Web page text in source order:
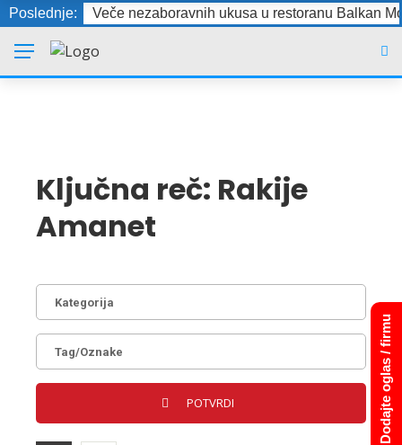
Poslednje: Veče nezaboravnih ukusa u restoranu Balkan
Ključna reč: Rakije
Amanet
Dodajte oglas / firmu